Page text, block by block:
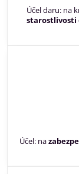
Účel daru: na
starostlivosti
Účel: na